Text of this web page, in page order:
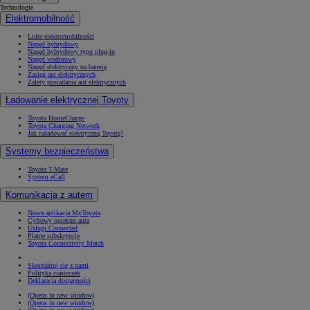
Technologie
Elektromobilność
Lider elektromobilności
Napęd hybrydowy
Napęd hybrydowy typu plug-in
Napęd wodorowy
Napęd elektryczny na baterię
Zasięg aut elektrycznych
Zalety posiadania aut elektrycznych
Ładowanie elektrycznej Toyoty
Toyota HomeCharge
Toyota Charging Network
Jak naładować elektryczną Toyotę?
Systemy bezpieczeństwa
Toyota T-Mate
System eCall
Komunikacja z autem
Nowa aplikacja MyToyota
Cyfrowy opiekun auta
Usługi Connected
Płatne subskrypcje
Toyota Connectivity Match
Skontaktuj się z nami
Polityka ciasteczek
Deklaracja dostępności
(Opens in new window)
(Opens in new window)